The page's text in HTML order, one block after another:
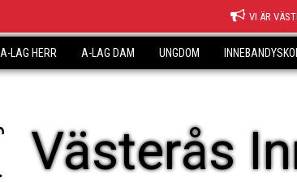
VI ÄR
A-LAG HERR A-LAG DAM UNGDOM
Västerås